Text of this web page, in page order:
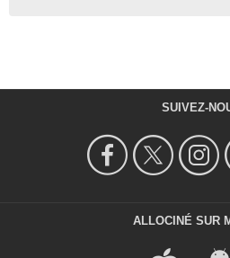
SUIVEZ-
ALLOCINÉ SUR